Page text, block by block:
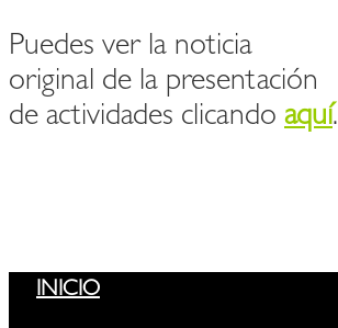
Puedes ver la noticia
original de la presentación
de actividades clicando aquí.
INICIO